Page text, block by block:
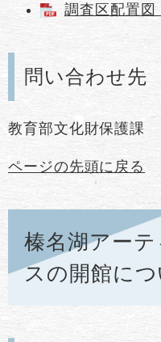
調査区配置図
問い合わせ先
教育部文化財保護課
ページの先頭に戻る
榛名湖アー
スの開館につ